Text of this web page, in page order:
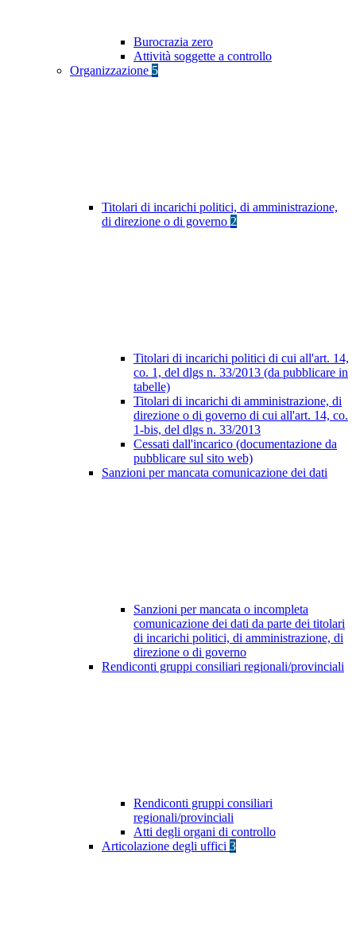
Burocrazia zero
Attività soggette a controllo
Organizzazione 5
Titolari di incarichi politici, di amministrazione,
di direzione o di governo 2
Titolari di incarichi politici di cui all'art. 14,
co. 1, del dlgs n. 33/2013 (da pubblicare in
tabelle)
Titolari di incarichi di amministrazione, di
direzione o di governo di cui all'art. 14, co.
1-bis, del dlgs n. 33/2013
Cessati dall'incarico (documentazione da
pubblicare sul sito web)
Sanzioni per mancata comunicazione dei dati
Sanzioni per mancata o incompleta
comunicazione dei dati da parte dei titolari
di incarichi politici, di amministrazione, di
direzione o di governo
Rendiconti gruppi consiliari regionali/provinciali
Rendiconti gruppi consiliari
regionali/provinciali
Atti degli organi di controllo
Articolazione degli uffici 3